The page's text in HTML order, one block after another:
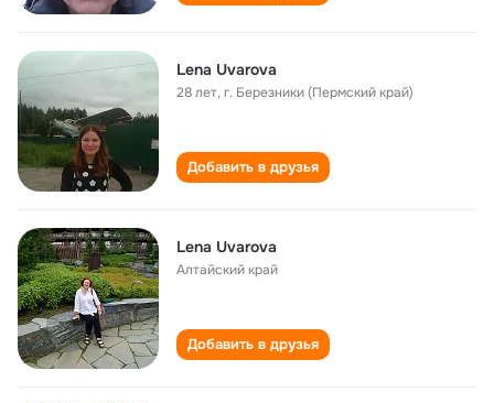
Lena Uvarova
28 лет,г. Березники (Пермский край)
Добавить в друзья
Lena Uvarova
Алтайский край
Добавить в друзья